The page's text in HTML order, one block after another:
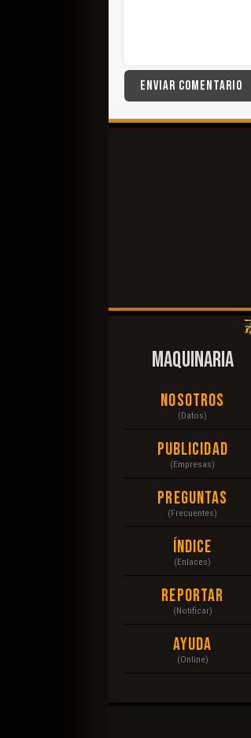
MAQUINARIA
Nosotros
(Datos)
Publicidad
(Empresas)
Preguntas
(Frecuentes)
Índice
(Enlaces)
Reportar
(Notificar)
Ayuda
(Online)